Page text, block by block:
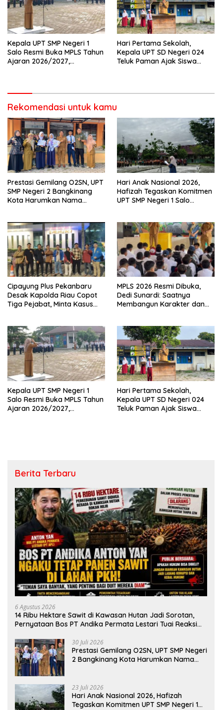
Kepala UPT SMP Negeri 1
Salo Resmi Buka MPLS Tahun
Ajaran 2026/2027,
Hari Pertama Sekolah,
Kepala UPT SD Negeri 024
Teluk Paman Ajak Siswa
Rekomendasi untuk kamu
Prestasi Gemilang O2SN, UPT
SMP Negeri 2 Bangkinang
Kota Harumkan Nama
Hari Anak Nasional 2026,
Hafizah Tegaskan Komitmen
UPT SMP Negeri 1 Salo
Cipayung Plus Pekanbaru
Desak Kapolda Riau Copot
Tiga Pejabat, Minta Kasus
MPLS 2026 Resmi Dibuka,
Dedi Sunardi: Saatnya
Membangun Karakter dan
Kepala UPT SMP Negeri 1
Salo Resmi Buka MPLS Tahun
Ajaran 2026/2027,
Hari Pertama Sekolah,
Kepala UPT SD Negeri 024
Teluk Paman Ajak Siswa
Berita Terbaru
6 Agustus 2026
14 Ribu Hektare Sawit di Kawasan Hutan Jadi Sorotan,
Pernyataan Bos PT Andika Permata Lestari Tuai Reaksi
30 Juli 2026
Prestasi Gemilang O2SN, UPT SMP Negeri
2 Bangkinang Kota Harumkan Nama
23 Juli 2026
Hari Anak Nasional 2026, Hafizah
Tegaskan Komitmen UPT SMP Negeri 1